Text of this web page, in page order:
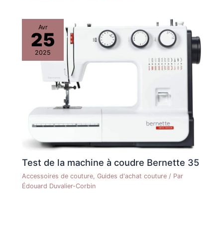
Avr
25
2025
Test de la machine à coudre Bernette 35
Accessoires de couture,Guides d'achat couture / Par
Édouard Duvalier-Corbin